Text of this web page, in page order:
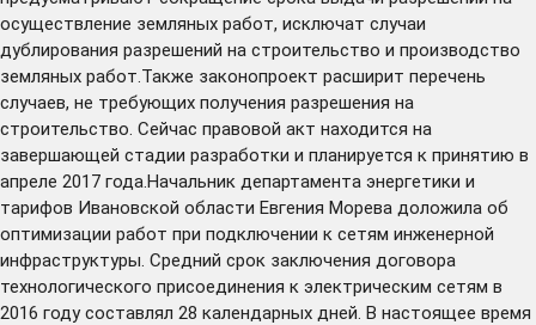
осуществление земляных работ, исключат случаи
дублирования разрешений на строительство и производство
земляных работ.Также законопроект расширит перечень
случаев, не требующих получения разрешения на
строительство. Сейчас правовой акт находится на
завершающей стадии разработки и планируется к принятию в
апреле 2017 года.Начальник департамента энергетики и
тарифов Ивановской области Евгения Морева доложила об
оптимизации работ при подключении к сетям инженерной
инфраструктуры. Средний срок заключения договора
технологического присоединения к электрическим сетям в
2016 году составлял 28 календарных дней. В настоящее время